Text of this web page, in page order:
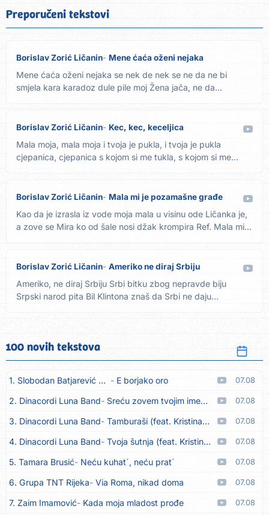
Preporučeni tekstovi
Borislav Zorić Ličanin Mene ćaća oženi nejaka
Mene ćaća oženi nejaka se nek de nek se ne da ne bi
smjela kara karadoz dule pile moj Žena jača, ne da
Borislav Zorić Ličanin Kec, kec, keceljica
Mala moja, mala moja i tvoja je pukla, i tvoja je pukla
cjepanica, cjepanica s kojom si me tukla, s kojom si me
Borislav Zorić Ličanin Mala mi je pozamašne građe
Kao da je izrasla iz vode moja mala u visinu ode Ličanka je,
a zove se Mira ko od šale nosi džak krompira Ref. Mala mi...
Borislav Zorić Ličanin Ameriko ne diraj Srbiju
Ameriko, ne diraj Srbiju Srbi bitku zbog nepravde biju
Srpski narod pita Bil Klintona znaš da Srbi ne daju
100 novih tekstova
1. Slobodan Batjarević Čobe E borjako oro 07.08
2. Dinacordi Luna Band Sreću zovem tvojim imenom (feat. Kristina Smetko) 07.08
3. Dinacordi Luna Band Tamburaši (feat. Kristina Smetko) 07.08
4. Dinacordi Luna Band Tvoja šutnja (feat. Kristina Smetko) 07.08
5. Tamara Brusić Neću kuhat´, neću prat´ 07.08
6. Grupa TNT Rijeka Via Roma, nikad doma 07.08
7. Zaim Imamović Kada moja mladost prođe 07.08